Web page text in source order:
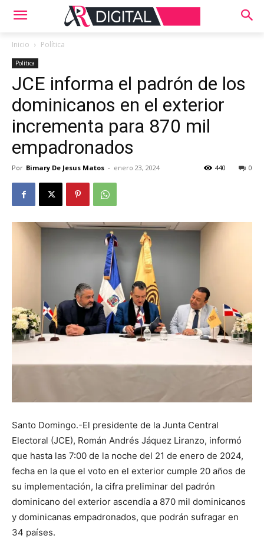
Inicio Política
Política
JCE informa el padrón de los
dominicanos en el exterior
incrementa para 870 mil
empadronados
Por Bimary De Jesus Matos - enero 23, 2024 0
440
Santo Domingo.-El presidente de la Junta Central
Electoral (JCE), Román Andrés Jáquez Liranzo, informó
que hasta las 7:00 de la noche del 21 de enero de 2024,
fecha en la que el voto en el exterior cumple 20 años de
su implementación, la cifra preliminar del padrón
dominicano del exterior ascendía a 870 mil dominicanos
y dominicanas empadronados, que podrán sufragar en
34 países.